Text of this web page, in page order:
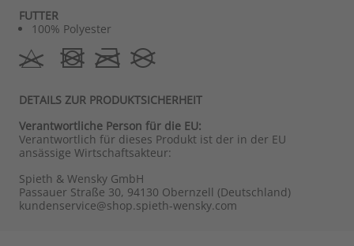
FUTTER
100% Polyester
DETAILS ZUR PRODUKTSICHERHEIT
Verantwortliche Person für die EU:
Verantwortlich für dieses Produkt ist der in der EU
ansässige Wirtschaftsakteur:
Spieth & Wensky GmbH
Passauer Straße 30, 94130 Obernzell (Deutschland)
kundenservice@shop.spieth-wensky.com